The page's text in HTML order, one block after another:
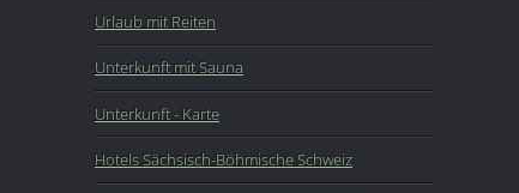
Urlaub mit Reiten
Unterkunft mit Sauna
Unterkunft - Karte
Hotels Sächsisch-Böhmische Schweiz